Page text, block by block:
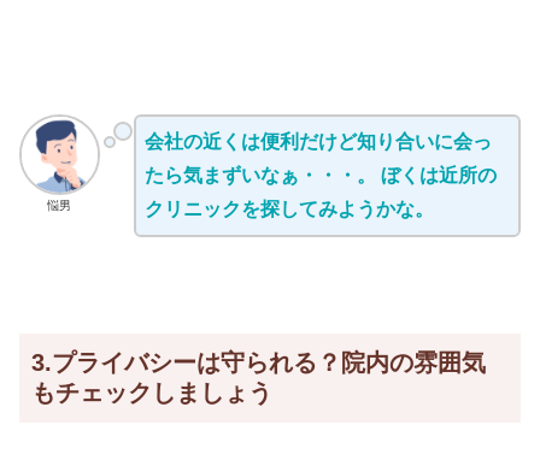
悩男
会社の近くは便利だけど知り合いに会っ
たら気まずいなぁ・・・。 ぼくは近所の
クリニックを探してみようかな。
3.プライバシーは守られる？院内の雰囲気
もチェックしましょう